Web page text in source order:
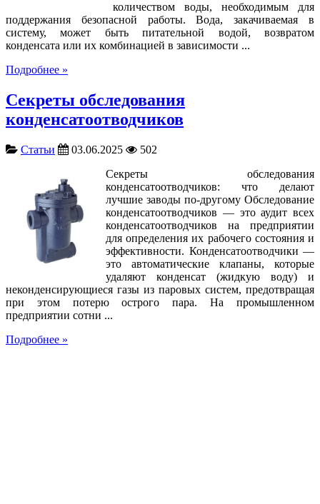
количеством воды, необходимым для
поддержания безопасной работы. Вода, закачиваемая в
систему, может быть питательной водой, возвратом
конденсата или их комбинацией в зависимости ...
Подробнее »
Секреты обследования
конденсатоотводчиков
Статьи 03.06.2025
502
Секреты обследования
конденсатоотводчиков: что делают
лучшие заводы по-другому Обследование
конденсатоотводчиков — это аудит всех
конденсатоотводчиков на предприятии
для определения их рабочего состояния и
эффективности. Конденсатоотводчики —
это автоматические клапаны, которые
удаляют конденсат (жидкую воду) и
неконденсирующиеся газы из паровых систем, предотвращая
при этом потерю острого пара. На промышленном
предприятии сотни ...
Подробнее »